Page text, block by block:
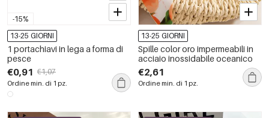
-15%
13-25 GIORNI
1 portachiavi in lega a forma di
pesce
€0,91 €1,07
Ordine min. di 1 pz.
13-25 GIORNI
Spille color oro impermeabili in
acciaio inossidabile oceanico
€2,61
Ordine min. di 1 pz.